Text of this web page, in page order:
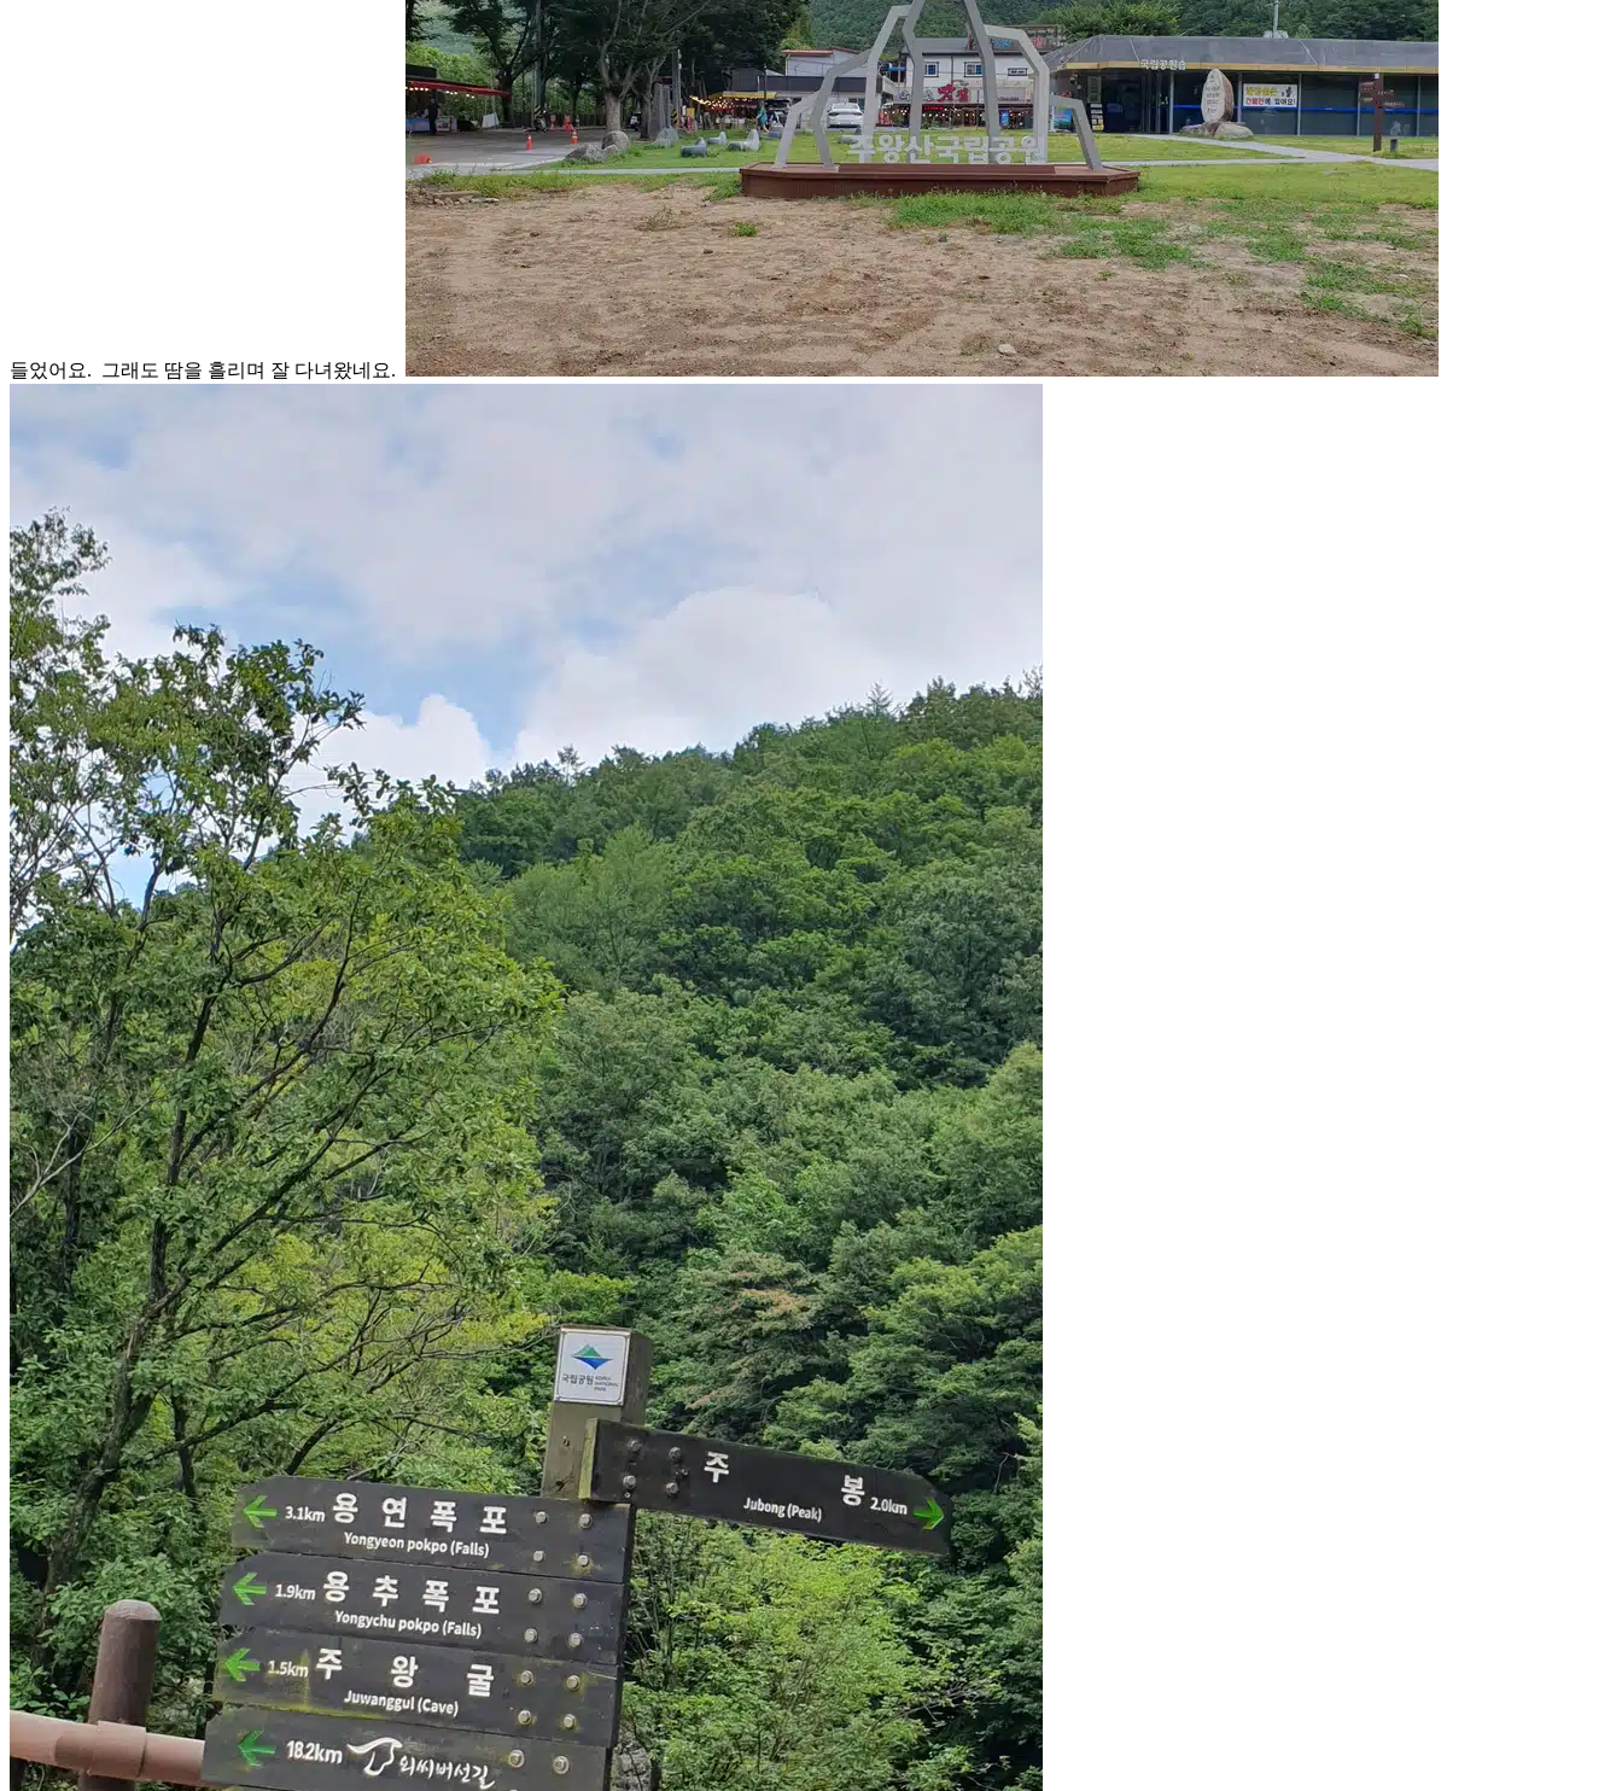
들었어요. 그래도 땀을 흘리며 잘 다녀왔네요.